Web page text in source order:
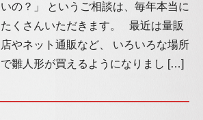
いの？」 というご相談は、毎年本当に
たくさんいただきます。 最近は量販
店やネット通販など、 いろいろな場所
で雛人形が買えるようになりまし […]